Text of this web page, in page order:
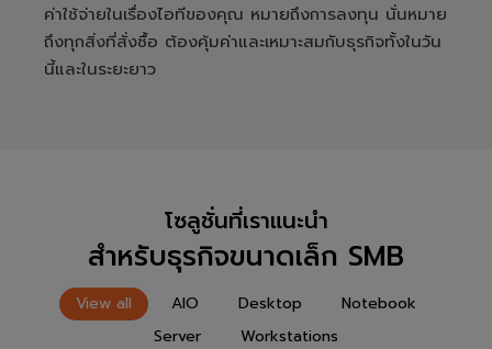
ค่าใช้จ่ายในเรื่องไอทีของคุณ หมายถึงการลงทุน นั่นหมาย
ถึงทุกสิ่งที่สั่งซื้อ ต้องคุ้มค่าและเหมาะสมกับธุรกิจทั้งในวัน
นี้และในระยะยาว
โซลูชั่นที่เราแนะนำ
สำหรับธุรกิจขนาดเล็ก SMB
View all AIO Desktop
Notebook
Server
Workstations